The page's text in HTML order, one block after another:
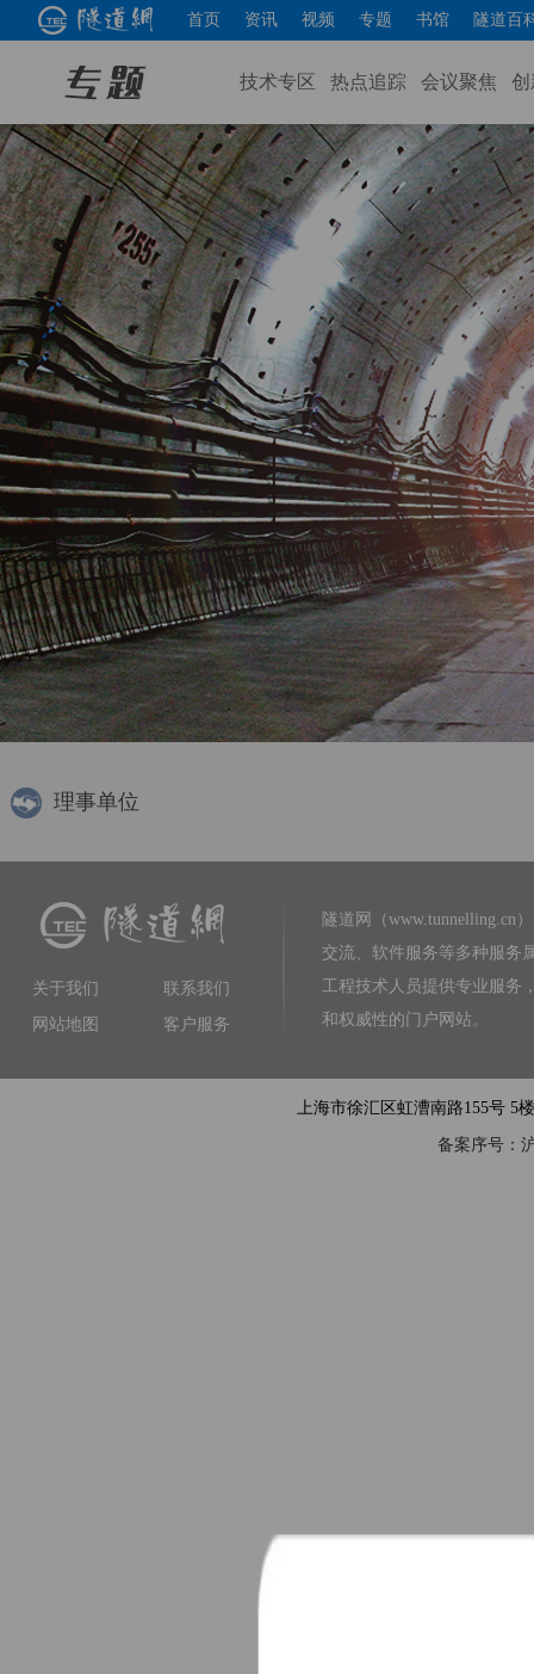
首页 资讯 视频 专题 书馆 隧道百
技术专区 热点追踪 会议聚焦 创
理事单位
关于我们
联系我们
网站地图
客户服务
隧道网（www.tunnelling.cn）
交流、软件服务等多种服务
工程技术人员提供专业服务
和权威性的门户网站。
上海市徐汇区虹漕南路155号 5
备案序号：